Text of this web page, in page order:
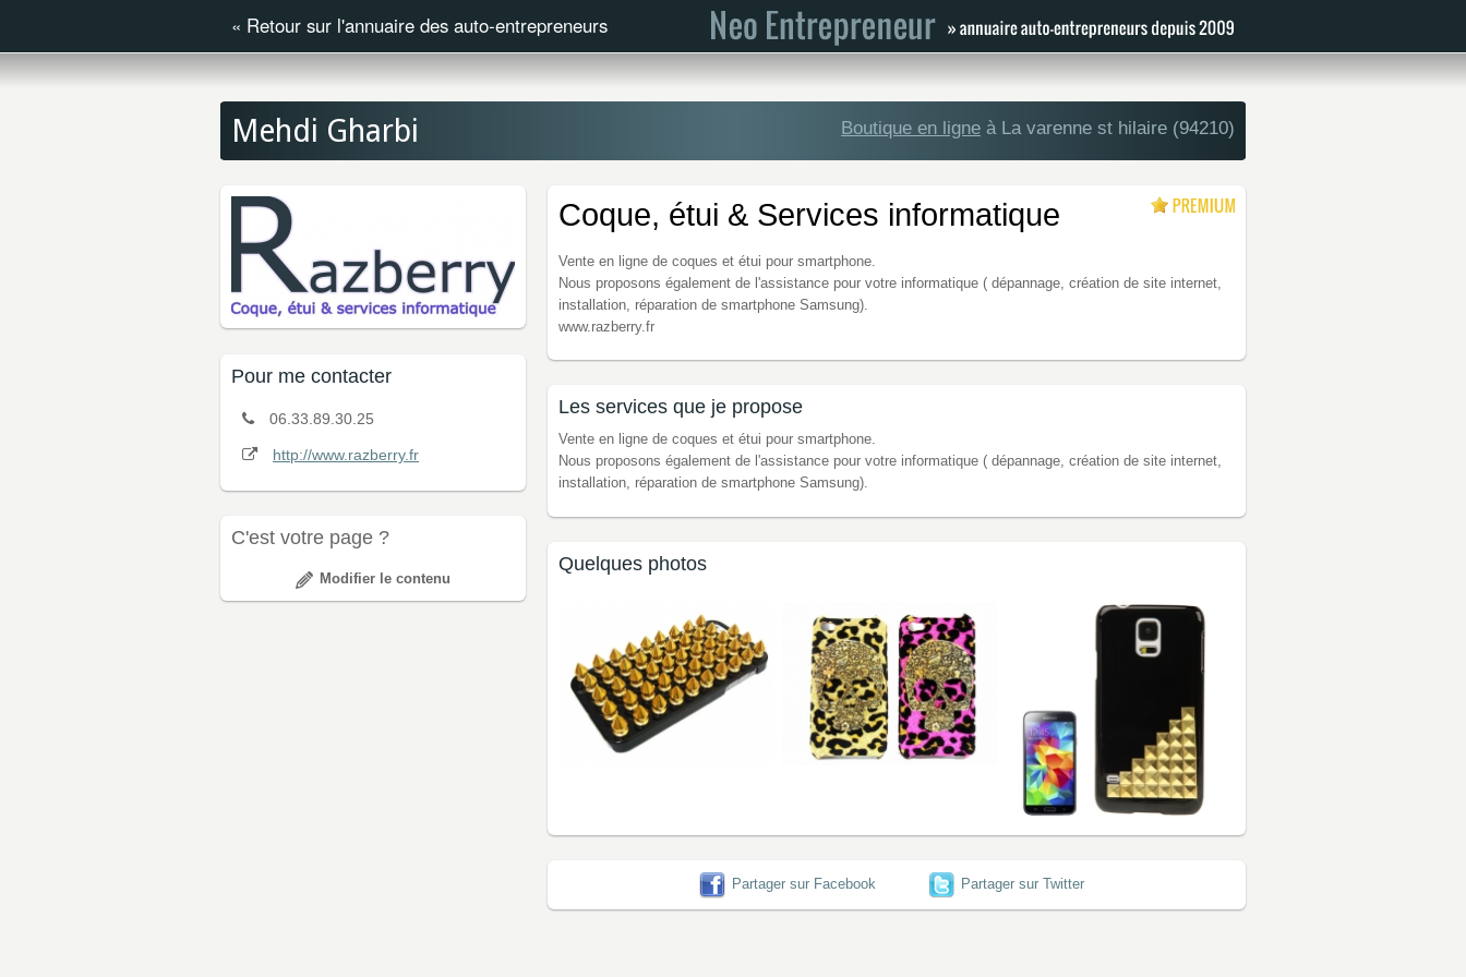
« Retour sur l'annuaire des auto-entrepreneurs
Mehdi Gharbi Boutique en ligne à La varenne st hilaire (94210)
Pour me contacter
06.33.89.30.25
http://www.razberry.fr
C'est votre page ?
Modifier le contenu
Coque, étui & Services informatique
Vente en ligne de coques et étui pour smartphone.
Nous proposons également de l'assistance pour votre informatique ( dépannage, création de site internet,
installation, réparation de smartphone Samsung).
www.razberry.fr
Les services que je propose
Vente en ligne de coques et étui pour smartphone.
Nous proposons également de l'assistance pour votre informatique ( dépannage, création de site internet,
installation, réparation de smartphone Samsung).
Quelques photos
Partager sur Facebook Partager sur Twitter